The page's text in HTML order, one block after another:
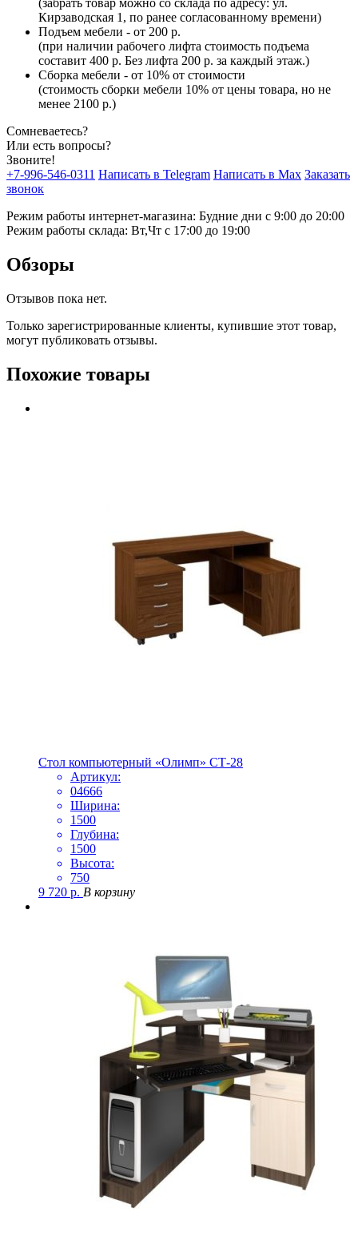
(забрать товар можно со склада по адресу: ул.
Кирзаводская 1, по ранее согласованному времени)
Подъем мебели - от 200 р.
(при наличии рабочего лифта стоимость подъема
составит 400 р. Без лифта 200 р. за каждый этаж.)
Сборка мебели - от 10% от стоимости
(стоимость сборки мебели 10% от цены товара, но не
менее 2100 р.)
Сомневаетесь?
Или есть вопросы?
Звоните!
+7-996-546-0311 Написать в Telegram Написать в Max Заказать
звонок
Режим работы интернет-магазина: Будние дни с 9:00 до 20:00
Режим работы склада: Вт,Чт с 17:00 до 19:00
Обзоры
Отзывов пока нет.
Только зарегистрированные клиенты, купившие этот товар,
могут публиковать отзывы.
Похожие товары
Стол компьютерный «Олимп» СТ-28
Артикул:
04666
Ширина:
1500
Глубина:
1500
Высота:
750
9 720 р. В корзину